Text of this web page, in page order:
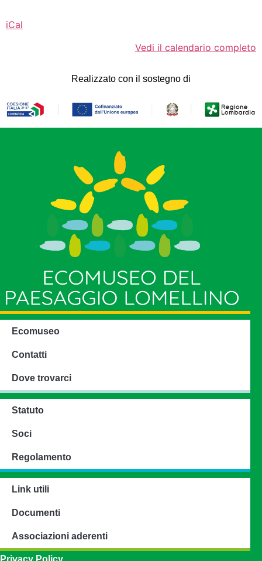
iCal
Vedi il calendario completo
Realizzato con il sostegno di
Ecomuseo
Contatti
Dove trovarci
Statuto
Soci
Regolamento
Link utili
Documenti
Associazioni aderenti